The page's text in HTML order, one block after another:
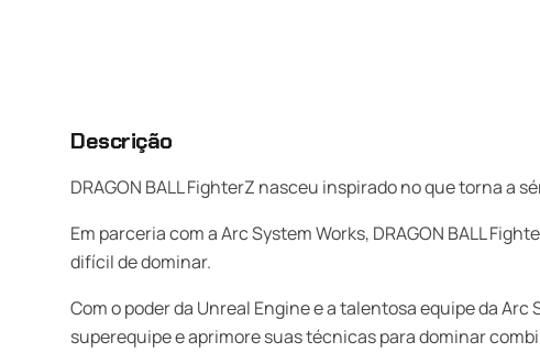
Descrição
DRAGON BALL FighterZ nasceu inspirado no que torna a
Em parceria com a Arc System Works, DRAGON BALL
difícil de dominar.
Com o poder da Unreal Engine e a talentosa equipe da
superequipe e aprimore suas técnicas para dominar